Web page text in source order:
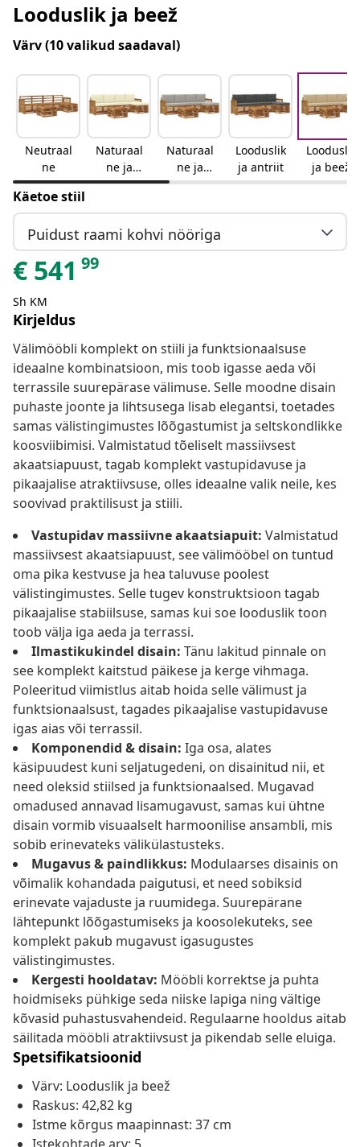
Looduslik ja beež
Värv(10 valikud saadaval)
Neutraal
ne
Naturaal
ne ja
kreemjas
Naturaal
ne ja
helehall
Looduslik
ja antriit
Looduslik
ja beež
Käetoe stiil
Puidust raami kohvi nööriga
€ 541 99
Sh KM
Kirjeldus
Välimööbli komplekt on stiili ja funktsionaalsuse
ideaalne kombinatsioon, mis toob igasse aeda või
terrassile suurepärase välimuse. Selle moodne disain
puhaste joonte ja lihtsusega lisab elegantsi, toetades
samas välistingimustes lõõgastumist ja seltskondlikke
koosviibimisi. Valmistatud tõeliselt massiivsest
akaatsiapuust, tagab komplekt vastupidavuse ja
pikaajalise atraktiivsuse, olles ideaalne valik neile, kes
soovivad praktilisust ja stiili.
Vastupidav massiivne akaatsiapuit: Valmistatud
massiivsest akaatsiapuust, see välimööbel on tuntud
oma pika kestvuse ja hea taluvuse poolest
välistingimustes. Selle tugev konstruktsioon tagab
pikaajalise stabiilsuse, samas kui soe looduslik toon
toob välja iga aeda ja terrassi.
Ilmastikukindel disain: Tänu lakitud pinnale on
see komplekt kaitstud päikese ja kerge vihmaga.
Poleeritud viimistlus aitab hoida selle välimust ja
funktsionaalsust, tagades pikaajalise vastupidavuse
igas aias või terrassil.
Komponendid & disain: Iga osa, alates
käsipuudest kuni seljatugedeni, on disainitud nii, et
need oleksid stiilsed ja funktsionaalsed. Mugavad
omadused annavad lisamugavust, samas kui ühtne
disain vormib visuaalselt harmoonilise ansambli, mis
sobib erinevateks välikülastusteks.
Mugavus & paindlikkus: Modulaarses disainis on
võimalik kohandada paigutusi, et need sobiksid
erinevate vajaduste ja ruumidega. Suurepärane
lähtepunkt lõõgastumiseks ja koosolekuteks, see
komplekt pakub mugavust igasugustes
välistingimustes.
Kergesti hooldatav: Mööbli korrektse ja puhta
hoidmiseks pühkige seda niiske lapiga ning vältige
kõvasid puhastusvahendeid. Regulaarne hooldus aitab
säilitada mööbli atraktiivsust ja pikendab selle eluiga.
Spetsifikatsioonid
Värv: Looduslik ja beež
Raskus: 42,82 kg
Istme kõrgus maapinnast: 37 cm